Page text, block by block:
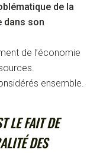
de la
dans son
de l’économie
ensemble.
LE FAIT DE
DES